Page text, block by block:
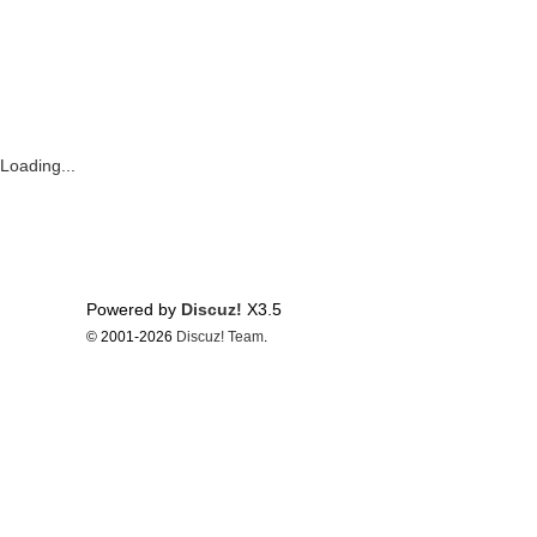
Loading...
Powered by Discuz! X3.5
© 2001-2026 Discuz! Team